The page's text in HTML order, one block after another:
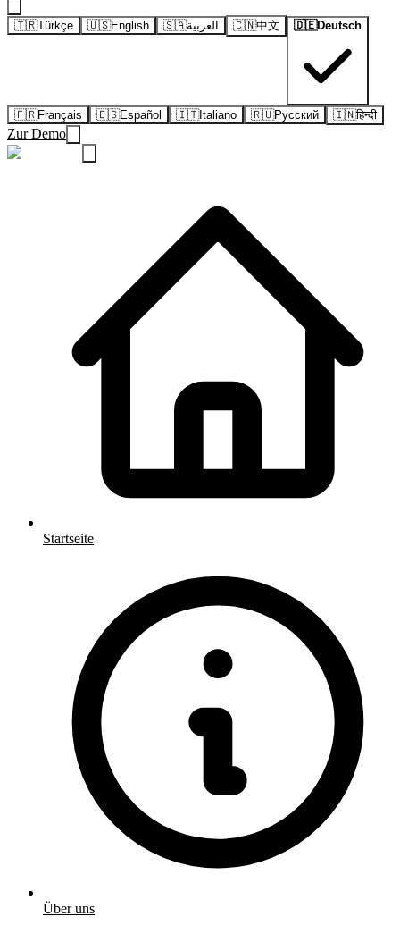
🇹🇷Türkçe 🇺🇸English 🇸🇦العربية 🇨🇳中文 🇩🇪Deutsch
🇫🇷Français 🇪🇸Español 🇮🇹Italiano 🇷🇺Русский 🇮🇳हिन्दी
Zur Demo
Startseite
Über uns